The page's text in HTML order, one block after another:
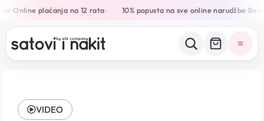
•Online plaćanja na 12 rata• 10% popusta na sve online narudžbe•
VIDEO